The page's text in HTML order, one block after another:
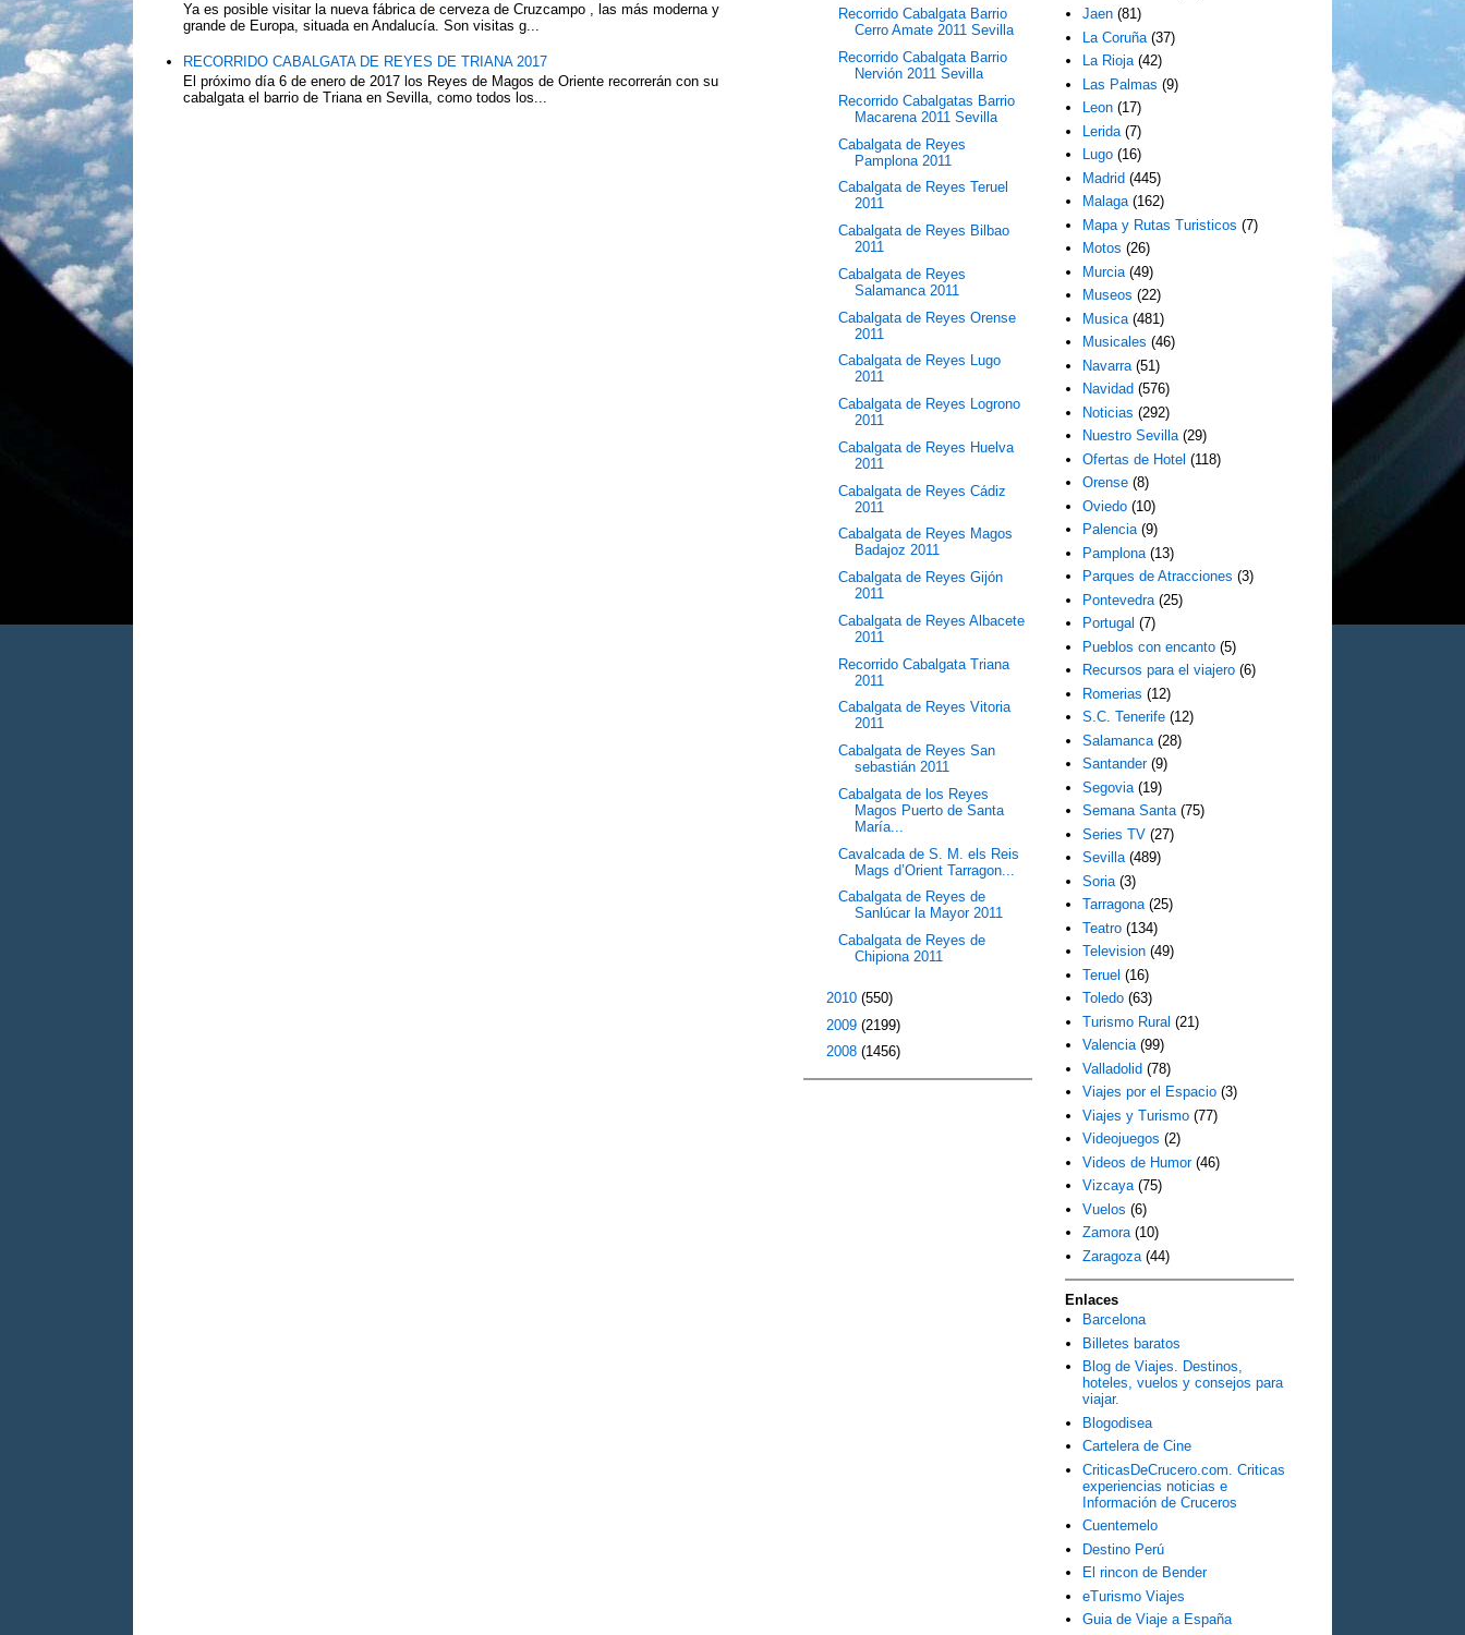
Ya es posible visitar la nueva fábrica de cerveza de Cruzcampo , las más moderna y
grande de Europa, situada en Andalucía. Son visitas g...
RECORRIDO CABALGATA DE REYES DE TRIANA 2017
El próximo día 6 de enero de 2017 los Reyes de Magos de Oriente recorrerán con su
cabalgata el barrio de Triana en Sevilla, como todos los...
Recorrido Cabalgata Barrio
Cerro Amate 2011 Sevilla
Recorrido Cabalgata Barrio
Nervión 2011 Sevilla
Recorrido Cabalgatas Barrio
Macarena 2011 Sevilla
Cabalgata de Reyes
Pamplona 2011
Cabalgata de Reyes Teruel
2011
Cabalgata de Reyes Bilbao
2011
Cabalgata de Reyes
Salamanca 2011
Cabalgata de Reyes Orense
2011
Cabalgata de Reyes Lugo
2011
Cabalgata de Reyes Logrono
2011
Cabalgata de Reyes Huelva
2011
Cabalgata de Reyes Cádiz
2011
Cabalgata de Reyes Magos
Badajoz 2011
Cabalgata de Reyes Gijón
2011
Cabalgata de Reyes Albacete
2011
Recorrido Cabalgata Triana
2011
Cabalgata de Reyes Vitoria
2011
Cabalgata de Reyes San
sebastián 2011
Cabalgata de los Reyes
Magos Puerto de Santa
María...
Cavalcada de S. M. els Reis
Mags d’Orient Tarragon...
Cabalgata de Reyes de
Sanlúcar la Mayor 2011
Cabalgata de Reyes de
Chipiona 2011
2010 (550)
2009 (2199)
2008 (1456)
Jaen (81)
La Coruña (37)
La Rioja (42)
Las Palmas (9)
Leon (17)
Lerida (7)
Lugo (16)
Madrid (445)
Malaga (162)
Mapa y Rutas Turisticos (7)
Motos (26)
Murcia (49)
Museos (22)
Musica (481)
Musicales (46)
Navarra (51)
Navidad (576)
Noticias (292)
Nuestro Sevilla (29)
Ofertas de Hotel (118)
Orense (8)
Oviedo (10)
Palencia (9)
Pamplona (13)
Parques de Atracciones (3)
Pontevedra (25)
Portugal (7)
Pueblos con encanto (5)
Recursos para el viajero (6)
Romerias (12)
S.C. Tenerife (12)
Salamanca (28)
Santander (9)
Segovia (19)
Semana Santa (75)
Series TV (27)
Sevilla (489)
Soria (3)
Tarragona (25)
Teatro (134)
Television (49)
Teruel (16)
Toledo (63)
Turismo Rural (21)
Valencia (99)
Valladolid (78)
Viajes por el Espacio (3)
Viajes y Turismo (77)
Videojuegos (2)
Videos de Humor (46)
Vizcaya (75)
Vuelos (6)
Zamora (10)
Zaragoza (44)
Enlaces
Barcelona
Billetes baratos
Blog de Viajes. Destinos,
hoteles, vuelos y consejos para
viajar.
Blogodisea
Cartelera de Cine
CriticasDeCrucero.com. Criticas
experiencias noticias e
Información de Cruceros
Cuentemelo
Destino Perú
El rincon de Bender
eTurismo Viajes
Guia de Viaje a España